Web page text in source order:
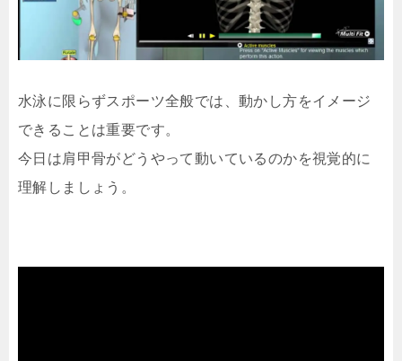
水泳に限らずスポーツ全般では、動かし方をイメージ
できることは重要です。
今日は肩甲骨がどうやって動いているのかを視覚的に
理解しましょう。